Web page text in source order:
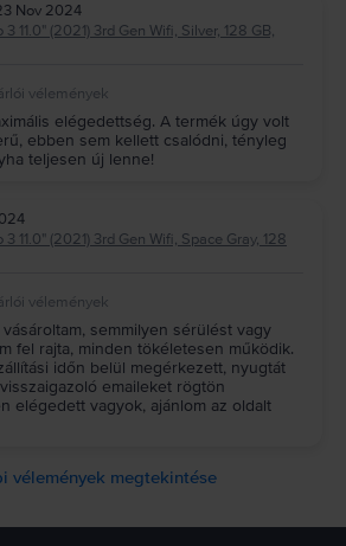
Nov 2024
11.0" (2021) 3rd Gen Wifi, Silver, 128 GB,
vélemények
elégedettség. A termék úgy volt
ebben sem kellett csalódni, tényleg
teljesen új lenne!
11.0" (2021) 3rd Gen Wifi, Space Gray, 128
vélemények
semmilyen sérülést vagy
fel rajta, minden tökéletesen működik.
időn belül megérkezett, nyugtát
emaileket rögtön
elégedett vagyok, ajánlom az oldalt
vélemények megtekintése